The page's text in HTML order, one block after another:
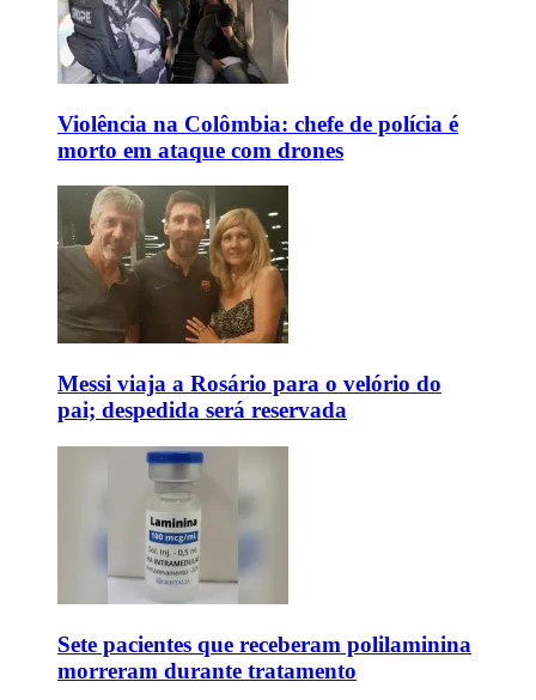
Violência na Colômbia: chefe de polícia é
morto em ataque com drones
Messi viaja a Rosário para o velório do
pai; despedida será reservada
Sete pacientes que receberam polilaminina
morreram durante tratamento